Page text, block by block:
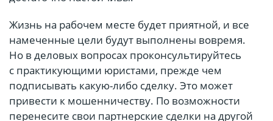
Жизнь на рабочем месте будет приятной, и все
намеченные цели будут выполнены вовремя.
Но в деловых вопросах проконсультируйтесь
с практикующими юристами, прежде чем
подписывать какую-либо сделку. Это может
привести к мошенничеству. По возможности
перенесите свои партнерские сделки на другой